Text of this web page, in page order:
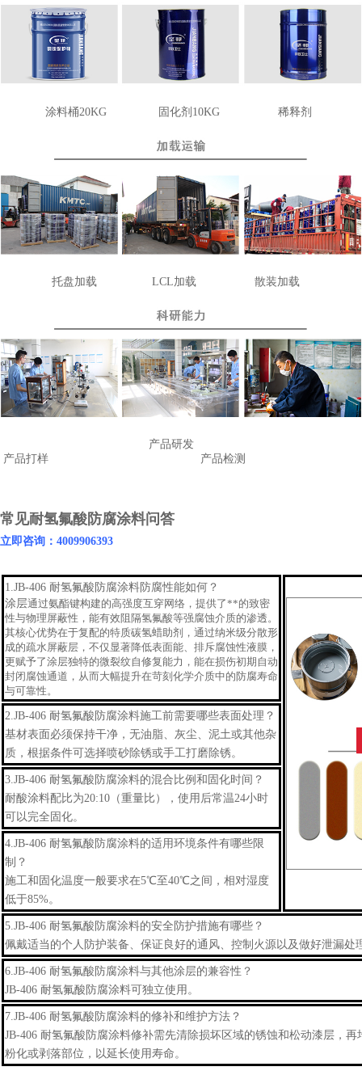
涂料桶20KG 固化剂10KG 稀释剂
托盘加载 LCL加载 散装加载
产品研发
产品打样
产品检测
常见耐氢氟酸防腐涂料问答
立即咨询：4009906393
1.JB-406 耐氢氟酸防腐涂料防腐性能如何？
涂层通过氨酯键构建的高强度互穿网络，提供了**的致密
性与物理屏蔽性，能有效阻隔氢氟酸等强腐蚀介质的渗透。
其核心优势在于复配的特质碳氢蜡助剂，通过纳米级分散形
成的疏水屏蔽层，不仅显著降低表面能、排斥腐蚀性液膜，
更赋予了涂层独特的微裂纹自修复能力，能在损伤初期自动
封闭腐蚀通道，从而大幅提升在苛刻化学介质中的防腐寿命
与可靠性。
2.JB-406 耐氢氟酸防腐涂料施工前需要哪些表面处理？
基材表面必须保持干净，无油脂、灰尘、泥土或其他杂
质，根据条件可选择喷砂除锈或手工打磨除锈。
3.JB-406 耐氢氟酸防腐涂料的混合比例和固化时间？
耐酸涂料配比为20:10（重量比），使用后常温24小时
可以完全固化。
4.JB-406 耐氢氟酸防腐涂料的适用环境条件有哪些限
制？
施工和固化温度一般要求在5℃至40℃之间，相对湿度
低于85%。
5.JB-406 耐氢氟酸防腐涂料的安全防护措施有哪些？
佩戴适当的个人防护装备、保证良好的通风、控制火源以及做好泄漏处
6.JB-406 耐氢氟酸防腐涂料与其他涂层的兼容性？
JB-406 耐氢氟酸防腐涂料可独立使用。
7.JB-406 耐氢氟酸防腐涂料的修补和维护方法？
JB-406 耐氢氟酸防腐涂料修补需先清除损坏区域的锈蚀和松动漆层，
粉化或剥落部位，以延长使用寿命。